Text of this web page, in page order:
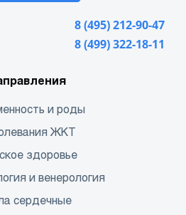
8 (495) 212-90-47
8 (499) 322-18-11
и роды
ЖКТ
здоровье
и венерология
сердечные